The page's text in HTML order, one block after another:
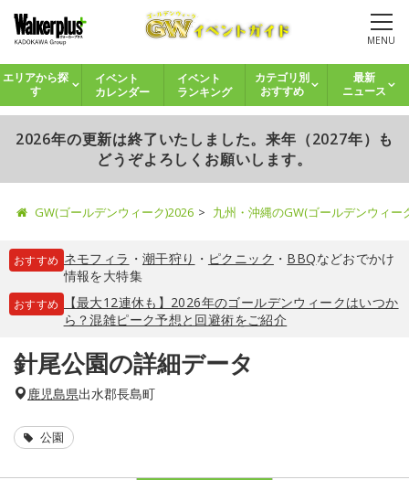
MENU
エリアから探
す
イベント
カレンダー
イベント
ランキング
カテゴリ別
おすすめ
最新
ニュース
2026年の更新は終了いたしました。来年（2027年）も
どうぞよろしくお願いします。
GW(ゴールデンウィーク)2026 九州・沖縄のGW(ゴールデンウィ
おすすめ ネモフィラ ・ 潮干狩り ・ ピクニック ・ BBQなどおでかけ
情報を大特集
おすすめ
【最大12連休も】2026年のゴールデンウィークはいつか
ら？混雑ピーク予想と回避術をご紹介
針尾公園の詳細データ
鹿児島県出水郡長島町
公園